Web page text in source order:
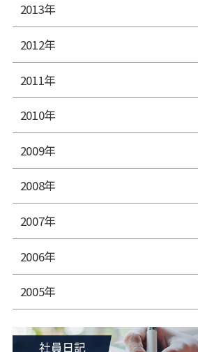
2013年
2012年
2011年
2010年
2009年
2008年
2007年
2006年
2005年